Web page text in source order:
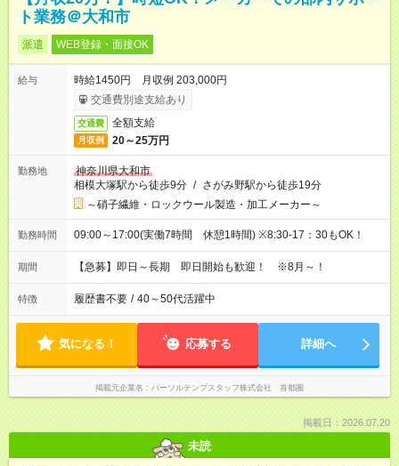
ト業務＠大和市
派遣 WEB登録・面接OK
給与
時給1450円 月収例 203,000円
交通費別途支給あり
交通費 全額支給
月収例 20～25万円
勤務地
神奈川県大和市
相模大塚駅から徒歩9分 / さがみ野駅から徒歩19分
～硝子繊維・ロックウール製造・加工メーカー～
勤務時間 09:00～17:00(実働7時間 休憩1時間) ※8:30-17：30もOK！
期間 【急募】即日～長期 即日開始も歓迎！ ※8月～！
特徴 履歴書不要 / 40～50代活躍中
気になる！ 応募する 詳細へ
掲載元企業名 パーソルテンプスタッフ株式会社 首都圏
掲載日：2026.07.20
未読